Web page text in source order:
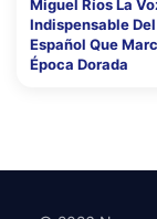
Miguel Ríos La
Indispensable
Español Que
Época Dorada